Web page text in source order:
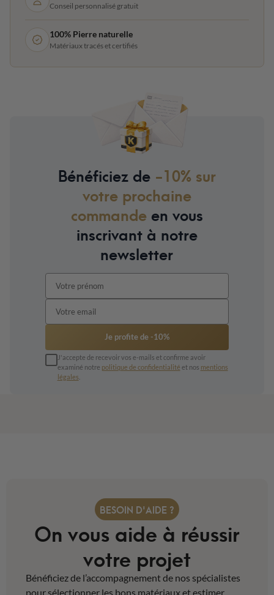
Conseil personnalisé gratuit
100% Pierre naturelle
Matériaux tracés et certifiés
Bénéficiez de -10% sur
votre prochaine
commandeen vous
inscrivant à notre
newsletter
Je profite de -10%
J'accepte de recevoir vos e-mails et confirme avoir
examiné notre politique de confidentialité et nos mentions
légales
BESOIN D'AIDE ?
On vous aide à réussir
votre projet
Bénéficiez de l’accompagnement de nos spécialistes
pour sélectionner les bons matériaux et estimer